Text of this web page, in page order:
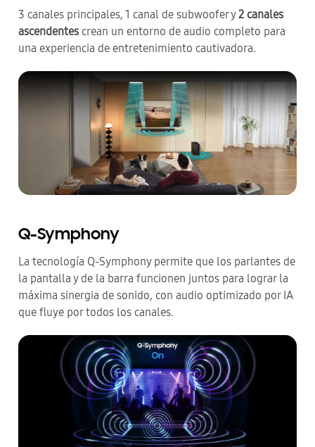
3 canales principales, 1 canal de subwoofer y2 canales
ascendentes crean un entorno de audio completo para
una experiencia de entretenimiento cautivadora.
Q-Symphony
La tecnología Q-Symphony permite que los parlantes de
la pantalla y de la barra funcionen juntos para lograr la
máxima sinergia de sonido, con audio optimizado por IA
que fluye por todos los canales.